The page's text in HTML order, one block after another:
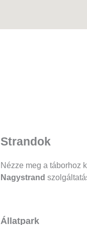
Strandok
Nézze meg a táborhoz
Nagystrand
Állatpark